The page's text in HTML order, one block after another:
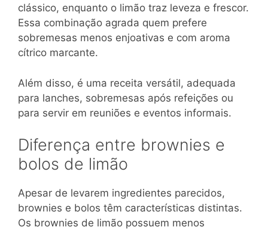
clássico, enquanto o limão traz leveza e frescor.
Essa combinação agrada quem prefere
sobremesas menos enjoativas e com aroma
cítrico marcante.
Além disso, é uma receita versátil, adequada
para lanches, sobremesas após refeições ou
para servir em reuniões e eventos informais.
Diferença entre brownies e
bolos de limão
Apesar de levarem ingredientes parecidos,
brownies e bolos têm características distintas.
Os brownies de limão possuem menos